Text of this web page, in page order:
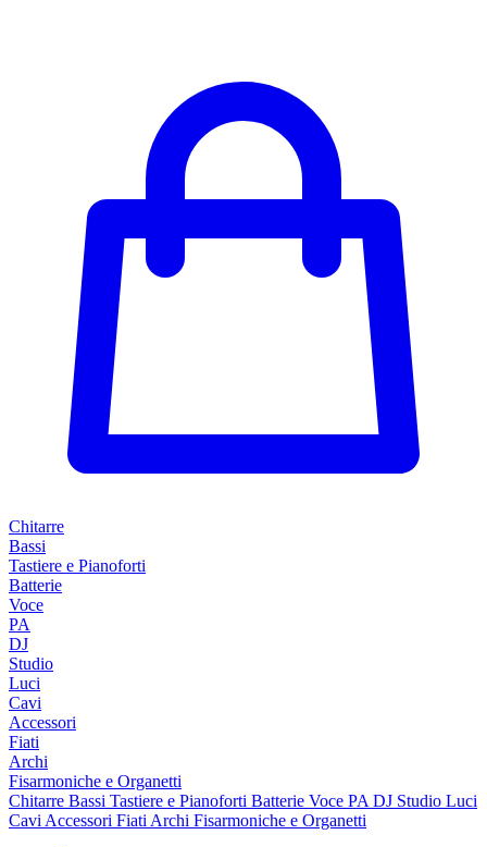
Chitarre
Bassi
Tastiere e Pianoforti
Batterie
Voce
PA
DJ
Studio
Luci
Cavi
Accessori
Fiati
Archi
Fisarmoniche e Organetti
Chitarre Bassi Tastiere e Pianoforti Batterie Voce PA DJ Studio Luci
Cavi Accessori Fiati Archi Fisarmoniche e Organetti